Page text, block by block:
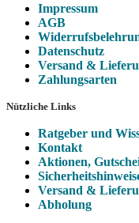
Impressum
AGB
Datenschutz
Versand &
Zahlungsarten
Nützliche Links
Ratgeber und
Kontakt
Aktionen,
Versand &
Abholung